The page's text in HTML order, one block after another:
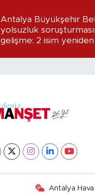
Antalya Büyükşehir
yolsuzluk
gelişme: 2 isim yeniden
Antalya